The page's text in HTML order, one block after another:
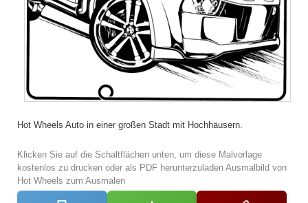
Hot Wheels Auto in einer großen Stadt mit Hochhäusern.
Klicken Sie auf die Schaltflächen unten, um diese Malvorlage
kostenlos zu drucken oder als PDF herunterzuladen Ausmalbild von
Hot Wheels zum Ausmalen